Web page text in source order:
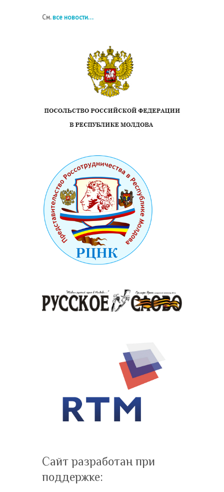
См.все новости...
Сайт разработан при
поддержке: